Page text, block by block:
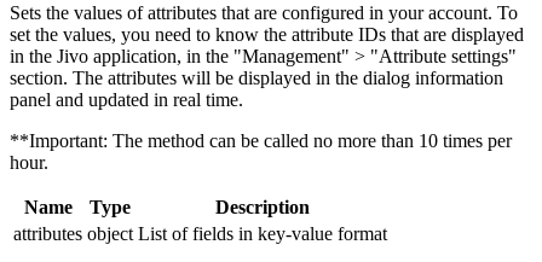
Sets the values ​​of attributes that are configured in your account. To
set the values, you need to know the attribute IDs that are displayed
in the Jivo application, in the "Management" > "Attribute settings"
section. The attributes will be displayed in the dialog information
panel and updated in real time.
**Important: The method can be called no more than 10 times per
hour.
Name Type
Description
attributes object List of fields in key-value format